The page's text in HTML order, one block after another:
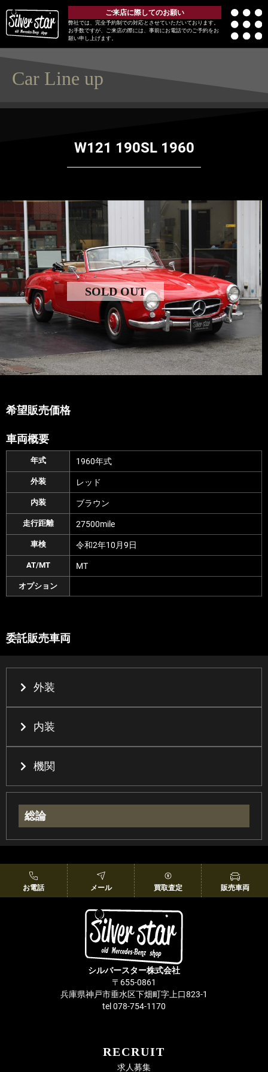
ご来店に際してのお願い
弊社では、完全予約制での対応とさせていただいております。
お手数ですが、ご来店の際には、事前にお電話でのご予約をお
願い申し上げます。
Car Line up
W121 190SL 1960
SOLD OUT
希望販売価格
車両概要
年式 1960年式
外装 レッド
内装 ブラウン
走行距離 27500mile
車検 令和2年10月9日
AT/MT MT
オプション
委託販売車両
外装
内装
機関
総論
お電話 メール 買取査定 販売車両
シルバースター株式会社
〒655-0861
兵庫県神戸市垂水区下畑町字上口823-1
tel 078-754-1170
RECRUIT
求人募集